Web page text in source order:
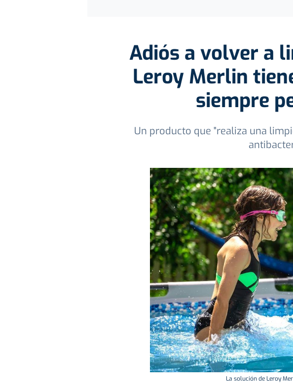
Adiós a volver a
Leroy Merlin
siempre
Un producto que "realiza una
La solución de Leroy